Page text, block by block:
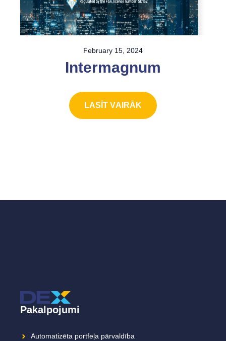
February 15, 2024
Intermagnum
LASĪT VAIRĀK
Pakalpojumi
Automatizēta portfeļa pārvaldība